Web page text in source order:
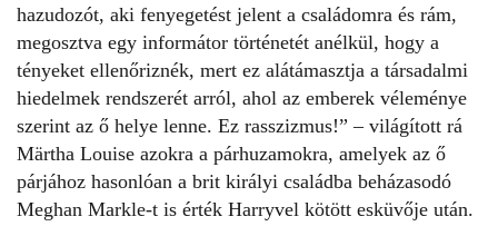
hazudozót, aki fenyegetést jelent a családomra és rám,
megosztva egy informátor történetét anélkül, hogy a
tényeket ellenőriznék, mert ez alátámasztja a társadalmi
hiedelmek rendszerét arról, ahol az emberek véleménye
szerint az ő helye lenne. Ez rasszizmus!” – világított rá
Märtha Louise azokra a párhuzamokra, amelyek az ő
párjához hasonlóan a brit királyi családba beházasodó
Meghan Markle-t is érték Harryvel kötött esküvője után.